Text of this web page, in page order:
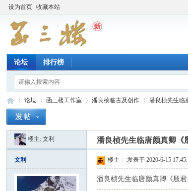
设为首页 收藏本站
论坛 排行榜
»
论坛
›
函三楼工作室 潘良桢临古及创作
›
潘良桢先生临
楼主:文利 潘良桢先生临唐颜真卿《
文利 楼主 发表于 2020-6-15
潘良桢先生临唐颜真卿《殷君